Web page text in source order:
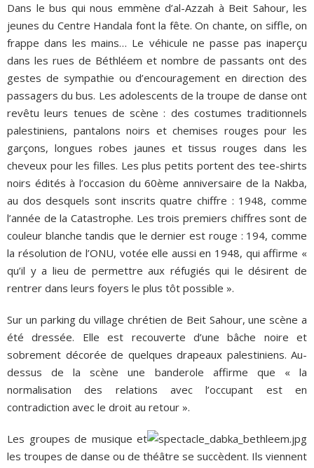
Dans le bus qui nous emmène d’al-Azzah à Beit Sahour, les
jeunes du Centre Handala font la fête. On chante, on siffle, on
frappe dans les mains… Le véhicule ne passe pas inaperçu
dans les rues de Béthléem et nombre de passants ont des
gestes de sympathie ou d’encouragement en direction des
passagers du bus. Les adolescents de la troupe de danse ont
revêtu leurs tenues de scène : des costumes traditionnels
palestiniens, pantalons noirs et chemises rouges pour les
garçons, longues robes jaunes et tissus rouges dans les
cheveux pour les filles. Les plus petits portent des tee-shirts
noirs édités à l’occasion du 60ème anniversaire de la Nakba,
au dos desquels sont inscrits quatre chiffre : 1948, comme
l’année de la Catastrophe. Les trois premiers chiffres sont de
couleur blanche tandis que le dernier est rouge : 194, comme
la résolution de l’ONU, votée elle aussi en 1948, qui affirme «
qu’il y a lieu de permettre aux réfugiés qui le désirent de
rentrer dans leurs foyers le plus tôt possible ».
Sur un parking du village chrétien de Beit Sahour, une scène a
été dressée. Elle est recouverte d’une bâche noire et
sobrement décorée de quelques drapeaux palestiniens. Au-
dessus de la scène une banderole affirme que « la
normalisation des relations avec l’occupant est en
contradiction avec le droit au retour ».
Les groupes de musique et
les troupes de danse ou de théâtre se succèdent. Ils viennent